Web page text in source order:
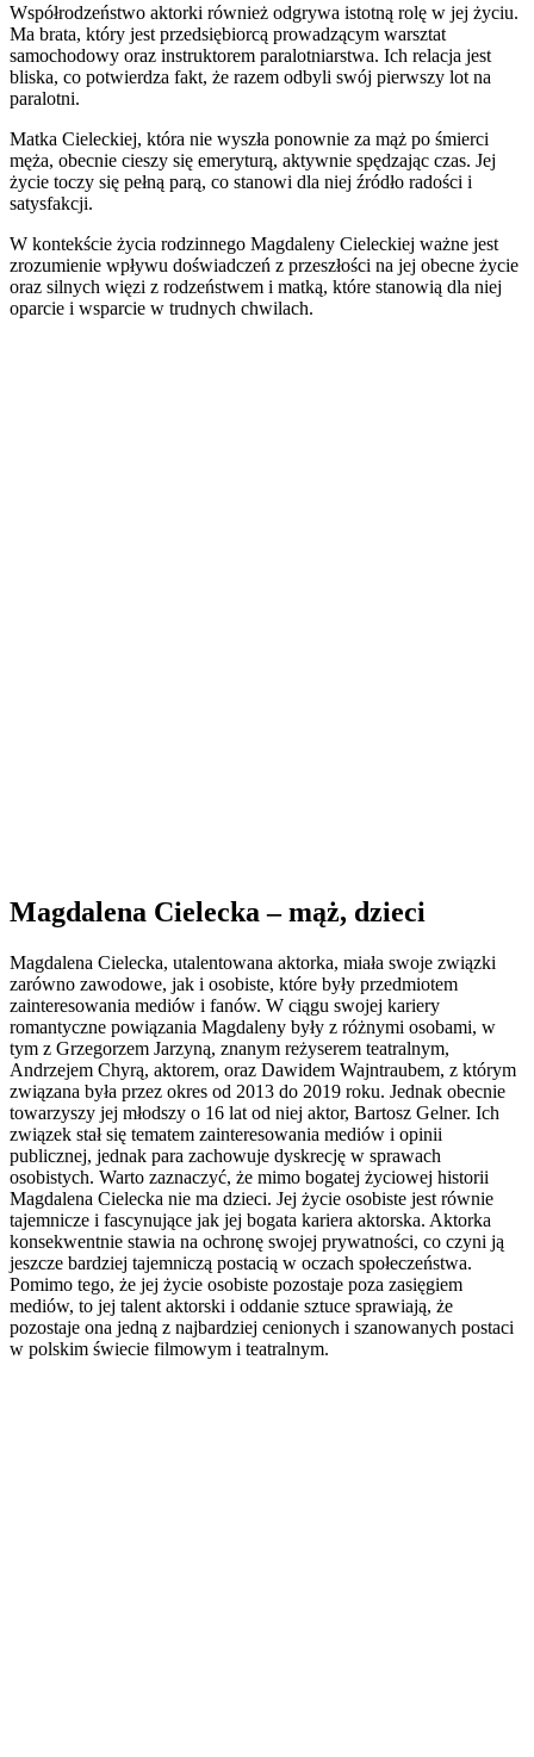
Współrodzeństwo aktorki również odgrywa istotną rolę w jej życiu.
Ma brata, który jest przedsiębiorcą prowadzącym warsztat
samochodowy oraz instruktorem paralotniarstwa. Ich relacja jest
bliska, co potwierdza fakt, że razem odbyli swój pierwszy lot na
paralotni.
Matka Cieleckiej, która nie wyszła ponownie za mąż po śmierci
męża, obecnie cieszy się emeryturą, aktywnie spędzając czas. Jej
życie toczy się pełną parą, co stanowi dla niej źródło radości i
satysfakcji.
W kontekście życia rodzinnego Magdaleny Cieleckiej ważne jest
zrozumienie wpływu doświadczeń z przeszłości na jej obecne życie
oraz silnych więzi z rodzeństwem i matką, które stanowią dla niej
oparcie i wsparcie w trudnych chwilach.
Magdalena Cielecka – mąż, dzieci
Magdalena Cielecka, utalentowana aktorka, miała swoje związki
zarówno zawodowe, jak i osobiste, które były przedmiotem
zainteresowania mediów i fanów. W ciągu swojej kariery
romantyczne powiązania Magdaleny były z różnymi osobami, w
tym z Grzegorzem Jarzyną, znanym reżyserem teatralnym,
Andrzejem Chyrą, aktorem, oraz Dawidem Wajntraubem, z którym
związana była przez okres od 2013 do 2019 roku. Jednak obecnie
towarzyszy jej młodszy o 16 lat od niej aktor, Bartosz Gelner. Ich
związek stał się tematem zainteresowania mediów i opinii
publicznej, jednak para zachowuje dyskrecję w sprawach
osobistych. Warto zaznaczyć, że mimo bogatej życiowej historii
Magdalena Cielecka nie ma dzieci. Jej życie osobiste jest równie
tajemnicze i fascynujące jak jej bogata kariera aktorska. Aktorka
konsekwentnie stawia na ochronę swojej prywatności, co czyni ją
jeszcze bardziej tajemniczą postacią w oczach społeczeństwa.
Pomimo tego, że jej życie osobiste pozostaje poza zasięgiem
mediów, to jej talent aktorski i oddanie sztuce sprawiają, że
pozostaje ona jedną z najbardziej cenionych i szanowanych postaci
w polskim świecie filmowym i teatralnym.